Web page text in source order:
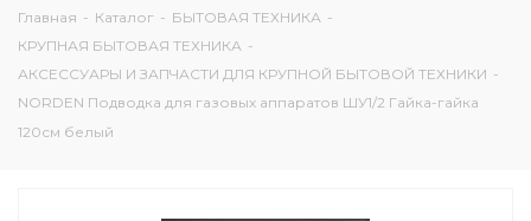
Главная - Каталог - БЫТОВАЯ ТЕХНИКА -
КРУПНАЯ БЫТОВАЯ ТЕХНИКА -
АКСЕССУАРЫ И ЗАПЧАСТИ ДЛЯ КРУПНОЙ БЫТОВОЙ ТЕХНИКИ -
NORDEN Подводка для газовых аппаратов ШУ1/2 Гайка-гайка
120см белый